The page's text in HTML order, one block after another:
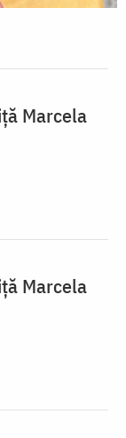
Marcela
Marcela